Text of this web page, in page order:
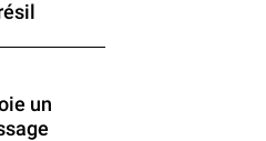
un